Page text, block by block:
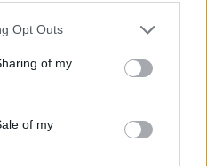
Opt Outs
of my
of my